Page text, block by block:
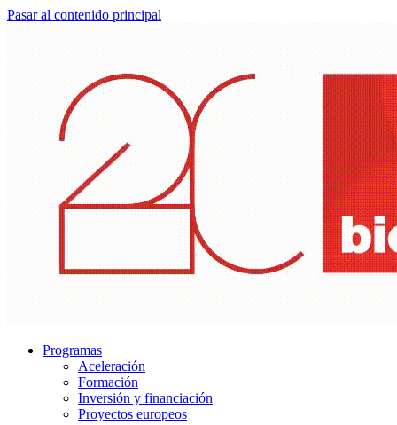
Pasar al contenido principal
Programas
Aceleración
Formación
Inversión y financiación
Proyectos europeos